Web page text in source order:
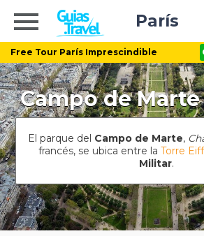
Free Tour París Imprescindible
París
Campo de
El parque del Campo de Marte,
francés, se ubica entre la Torre
Militar.